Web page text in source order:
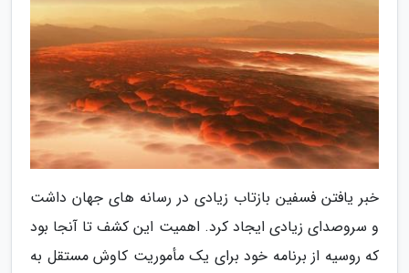
خبر یافتن فسفین بازتاب زیادی در رسانه های جهان داشت
و سروصدای زیادی ایجاد کرد. اهمیت این کشف تا آنجا بود
که روسیه از برنامه خود برای یک مأموریت کاوش مستقل به